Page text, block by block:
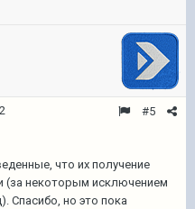
#5
что их получение
(за некоторым исключением
Спасибо, но это пока